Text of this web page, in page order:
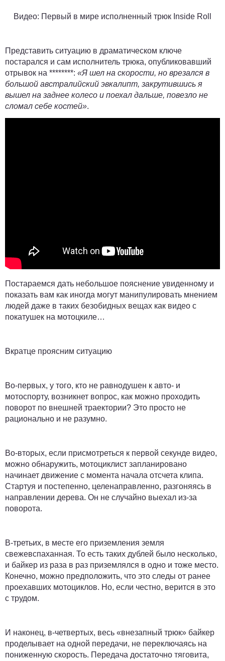
Видео: Первый в мире исполненный трюк Inside Roll
Представить ситуацию в драматическом ключе
постарался и сам исполнитель трюка, опубликовавший
отрывок на ********: «Я шел на скорости, но врезался в
большой австралийский эвкалипт, закрутившись я
вышел на заднее колесо и поехал дальше, повезло не
сломал себе костей».
Постараемся дать небольшое пояснение увиденному и
показать вам как иногда могут манипулировать мнением
людей даже в таких безобидных вещах как видео с
покатушек на мотоцкиле…
Вкратце проясним ситуацию
Во-первых, у того, кто не равнодушен к авто- и
мотоспорту, возникнет вопрос, как можно проходить
поворот по внешней траектории? Это просто не
рационально и не разумно.
Во-вторых, если присмотреться к первой секунде видео,
можно обнаружить, мотоциклист запланировано
начинает движение с момента начала отсчета клипа.
Стартуя и постепенно, целенаправленно, разгоняясь в
направлении дерева. Он не случайно выехал из-за
поворота.
В-третьих, в месте его приземления земля
свежевспаханная. То есть таких дублей было несколько,
и байкер из раза в раз приземлялся в одно и тоже место.
Конечно, можно предположить, что это следы от ранее
проехавших мотоциклов. Но, если честно, верится в это
с трудом.
И наконец, в-четвертых, весь «внезапный трюк» байкер
проделывает на одной передачи, не переключаясь на
пониженную скорость. Передача достаточно тяговита,